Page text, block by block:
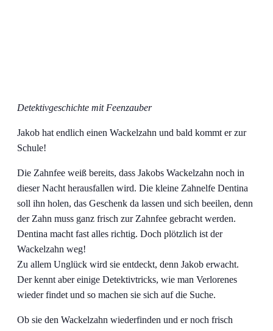
Detektivgeschichte mit Feenzauber
Jakob hat endlich einen Wackelzahn und bald kommt er zur
Schule!
Die Zahnfee weiß bereits, dass Jakobs Wackelzahn noch in
dieser Nacht herausfallen wird. Die kleine Zahnelfe Dentina
soll ihn holen, das Geschenk da lassen und sich beeilen, denn
der Zahn muss ganz frisch zur Zahnfee gebracht werden.
Dentina macht fast alles richtig. Doch plötzlich ist der
Wackelzahn weg!
Zu allem Unglück wird sie entdeckt, denn Jakob erwacht.
Der kennt aber einige Detektivtricks, wie man Verlorenes
wieder findet und so machen sie sich auf die Suche.
Ob sie den Wackelzahn wiederfinden und er noch frisch